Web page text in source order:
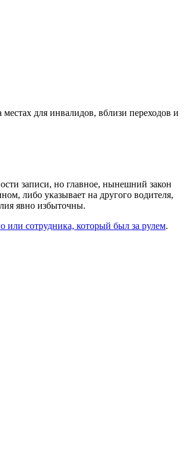
для инвалидов, вблизи переходов и
записи, но главное, нынешний закон
либо указывает на другого водителя,
явно избыточны.
или сотрудника, который был за рулем.